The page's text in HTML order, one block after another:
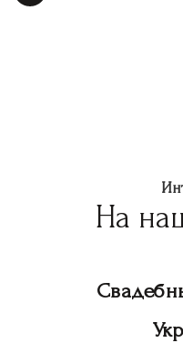
На